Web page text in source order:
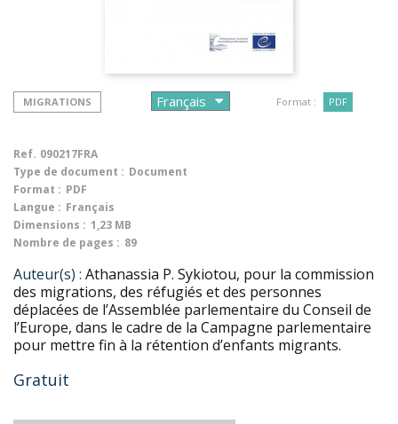
MIGRATIONS Format : PDF
Ref. 090217FRA
Type de document : Document
Format : PDF
Langue : Français
Dimensions : 1,23 MB
Nombre de pages : 89
Auteur(s) : Athanassia P. Sykiotou, pour la commission
des migrations, des réfugiés et des personnes
déplacées de l’Assemblée parlementaire du Conseil de
l’Europe, dans le cadre de la Campagne parlementaire
pour mettre fin à la rétention d’enfants migrants.
Gratuit